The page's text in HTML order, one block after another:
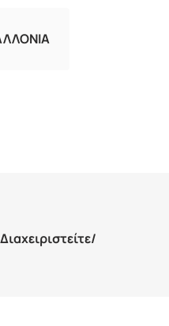
Διαχειριστείτε/